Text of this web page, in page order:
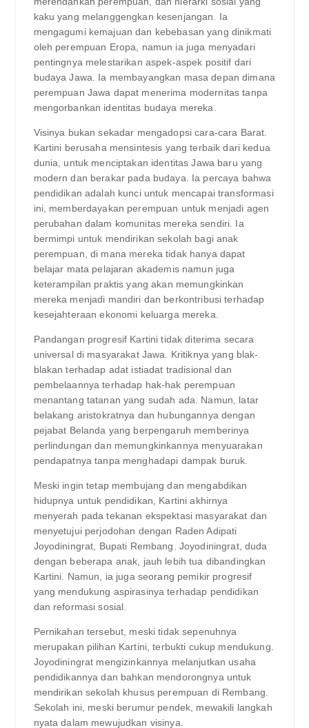
kaku yang melanggengkan kesenjangan. Ia
mengagumi kemajuan dan kebebasan yang dinikmati
oleh perempuan Eropa, namun ia juga menyadari
pentingnya melestarikan aspek-aspek positif dari
budaya Jawa. Ia membayangkan masa depan dimana
perempuan Jawa dapat menerima modernitas tanpa
mengorbankan identitas budaya mereka.
Visinya bukan sekadar mengadopsi cara-cara Barat.
Kartini berusaha mensintesis yang terbaik dari kedua
dunia, untuk menciptakan identitas Jawa baru yang
modern dan berakar pada budaya. Ia percaya bahwa
pendidikan adalah kunci untuk mencapai transformasi
ini, memberdayakan perempuan untuk menjadi agen
perubahan dalam komunitas mereka sendiri. Ia
bermimpi untuk mendirikan sekolah bagi anak
perempuan, di mana mereka tidak hanya dapat
belajar mata pelajaran akademis namun juga
keterampilan praktis yang akan memungkinkan
mereka menjadi mandiri dan berkontribusi terhadap
kesejahteraan ekonomi keluarga mereka.
Pandangan progresif Kartini tidak diterima secara
universal di masyarakat Jawa. Kritiknya yang blak-
blakan terhadap adat istiadat tradisional dan
pembelaannya terhadap hak-hak perempuan
menantang tatanan yang sudah ada. Namun, latar
belakang aristokratnya dan hubungannya dengan
pejabat Belanda yang berpengaruh memberinya
perlindungan dan memungkinkannya menyuarakan
pendapatnya tanpa menghadapi dampak buruk.
Meski ingin tetap membujang dan mengabdikan
hidupnya untuk pendidikan, Kartini akhirnya
menyerah pada tekanan ekspektasi masyarakat dan
menyetujui perjodohan dengan Raden Adipati
Joyodiningrat, Bupati Rembang. Joyodiningrat, duda
dengan beberapa anak, jauh lebih tua dibandingkan
Kartini. Namun, ia juga seorang pemikir progresif
yang mendukung aspirasinya terhadap pendidikan
dan reformasi sosial.
Pernikahan tersebut, meski tidak sepenuhnya
merupakan pilihan Kartini, terbukti cukup mendukung.
Joyodiningrat mengizinkannya melanjutkan usaha
pendidikannya dan bahkan mendorongnya untuk
mendirikan sekolah khusus perempuan di Rembang.
Sekolah ini, meski berumur pendek, mewakili langkah
nyata dalam mewujudkan visinya.